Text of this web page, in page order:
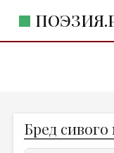
ЖАНРЫ
Бред сивого